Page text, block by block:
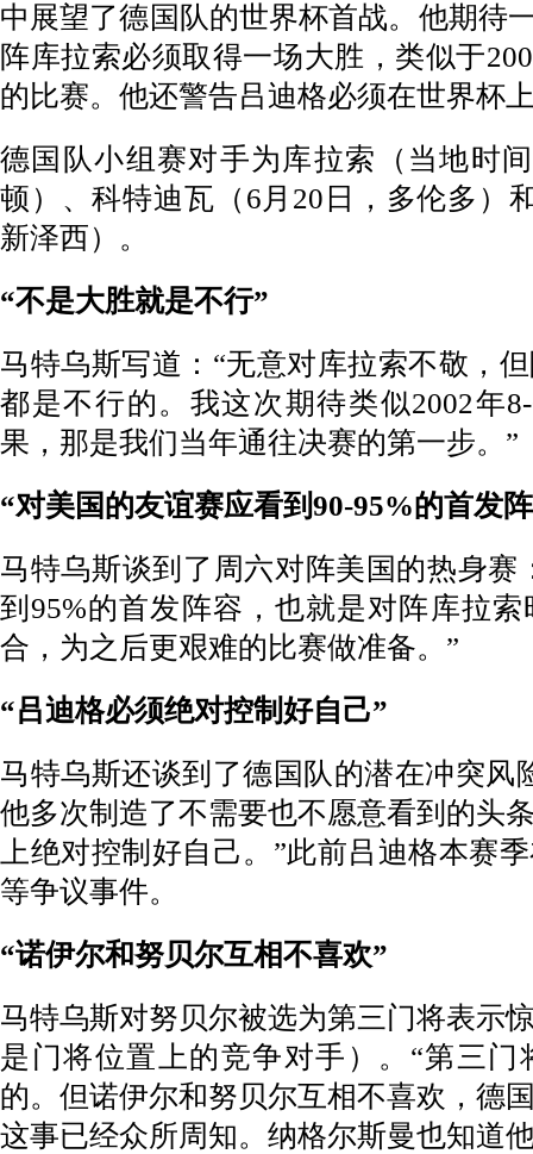
中展望了德国队的世界杯首战。他期待
阵库拉索必须取得一场大胜，类似于
的比赛。他还警告吕迪格必须在世界杯
德国队小组赛对手为库拉索（当地时
顿）、科特迪瓦（6月20日，多伦多）
新泽西）。
“不是大胜就是不行”
马特乌斯写道：“无意对库拉索不敬，
都是不行的。我这次期待类似2002年
果，那是我们当年通往决赛的第一步。”
“对美国的友谊赛应看到90-95%的首发
马特乌斯谈到了周六对阵美国的热身赛
到95%的首发阵容，也就是对阵库拉
合，为之后更艰难的比赛做准备。”
“吕迪格必须绝对控制好自己”
马特乌斯还谈到了德国队的潜在冲突风
他多次制造了不需要也不愿意看到的头
上绝对控制好自己。”此前吕迪格本赛
等争议事件。
“诺伊尔和努贝尔互相不喜欢”
马特乌斯对努贝尔被选为第三门将表示
是门将位置上的竞争对手）。“第三门
的。但诺伊尔和努贝尔互相不喜欢，德
这事已经众所周知。纳格尔斯曼也知道